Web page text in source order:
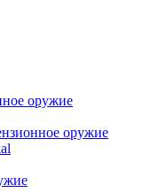
оружие
оружие